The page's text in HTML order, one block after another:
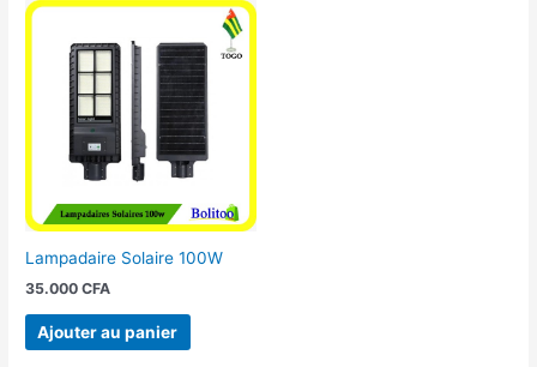
Lampadaire Solaire 100W
35.000CFA
Ajouter au panier